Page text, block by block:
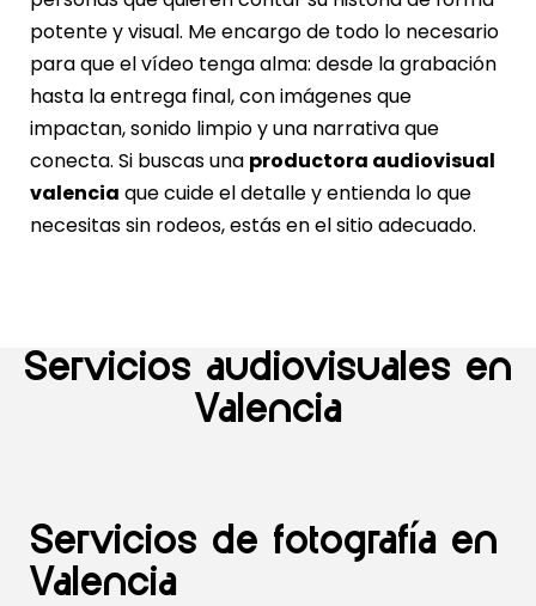
potente y visual. Me encargo de todo lo necesario
para que el vídeo tenga alma: desde la grabación
hasta la entrega final, con imágenes que
impactan, sonido limpio y una narrativa que
conecta. Si buscas una productora audiovisual
valencia que cuide el detalle y entienda lo que
necesitas sin rodeos, estás en el sitio adecuado.
Servicios audiovisuales en
Valencia
Servicios de fotografía en
Valencia